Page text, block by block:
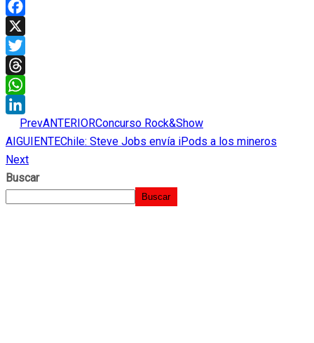
Facebook
X
Twitter
Threads
WhatsApp
LinkedIn
PrevANTERIORConcurso Rock&Show
AIGUIENTEChile: Steve Jobs envía iPods a los mineros
Next
Buscar
Buscar